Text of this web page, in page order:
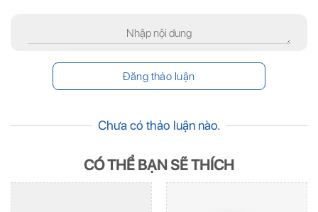
Chưa có thảo luận nào.
CÓ THỂ BẠN SẼ THÍCH